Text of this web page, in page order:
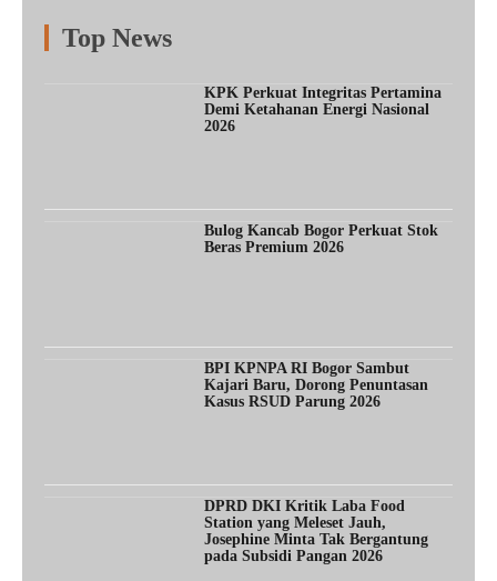
Top News
KPK Perkuat Integritas Pertamina
Demi Ketahanan Energi Nasional
2026
Bulog Kancab Bogor Perkuat Stok
Beras Premium 2026
BPI KPNPA RI Bogor Sambut
Kajari Baru, Dorong Penuntasan
Kasus RSUD Parung 2026
DPRD DKI Kritik Laba Food
Station yang Meleset Jauh,
Josephine Minta Tak Bergantung
pada Subsidi Pangan 2026